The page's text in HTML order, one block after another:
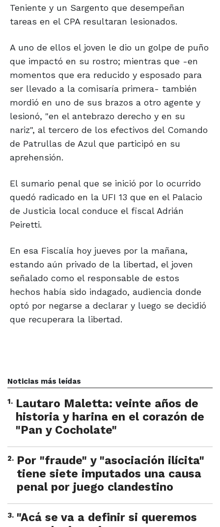
Teniente y un Sargento que desempeñan
tareas en el CPA resultaran lesionados.
A uno de ellos el joven le dio un golpe de puño
que impactó en su rostro; mientras que -en
momentos que era reducido y esposado para
ser llevado a la comisaría primera- también
mordió en uno de sus brazos a otro agente y
lesionó, "en el antebrazo derecho y en su
nariz", al tercero de los efectivos del Comando
de Patrullas de Azul que participó en su
aprehensión.
El sumario penal que se inició por lo ocurrido
quedó radicado en la UFI 13 que en el Palacio
de Justicia local conduce el fiscal Adrián
Peiretti.
En esa Fiscalía hoy jueves por la mañana,
estando aún privado de la libertad, el joven
señalado como el responsable de estos
hechos había sido indagado, audiencia donde
optó por negarse a declarar y luego se decidió
que recuperara la libertad.
Noticias más leídas
1. Lautaro Maletta: veinte años de
historia y harina en el corazón de
"Pan y Cocholate"
2. Por "fraude" y "asociación ilícita"
tiene siete imputados una causa
penal por juego clandestino
3. "Acá se va a definir si queremos